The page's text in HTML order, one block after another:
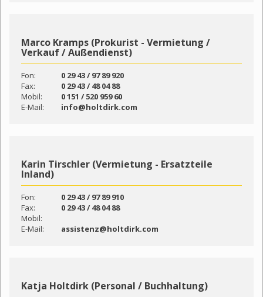
Marco Kramps (Prokurist - Vermietung /
Verkauf / Außendienst)
Fon:
0 29 43 / 97 89 920
Fax:
0 29 43 / 48 04 88
Mobil:
0 151 / 520 959 60
E-Mail:
info@holtdirk.com
Karin Tirschler (Vermietung - Ersatzteile
Inland)
Fon:
0 29 43 / 97 89 910
Fax:
0 29 43 / 48 04 88
Mobil:
E-Mail:
assistenz@holtdirk.com
Katja Holtdirk (Personal / Buchhaltung)